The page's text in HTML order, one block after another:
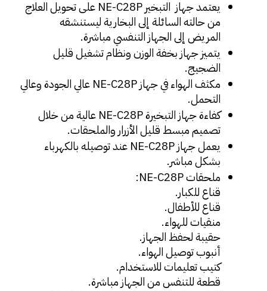
من حالته السائلة إلى البخارية ليستنشقه
المريض إلى الجهاز التنفسي مباشرة.
الضجيج.
التحمل.
تصميم مبسط قليل الأزرار والملحقات.
بشكل مباشر.
ملحقات NE-C28P:
قناع للكبار.
قناع للأطفال.
منقيات للهواء.
حقيبة لحفظ الجهاز.
أنبوب توصيل الهواء.
كتيب تعليمات للاستخدام.
قطعة للتنفس من الجهاز مباشرة.